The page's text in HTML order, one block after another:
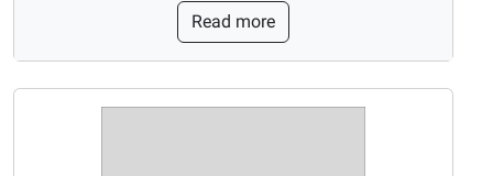
Read more